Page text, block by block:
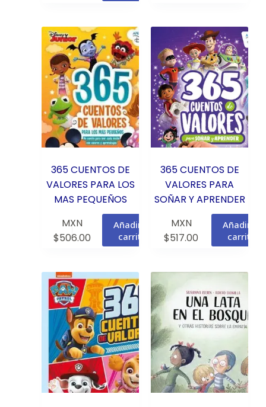
365 CUENTOS DE
VALORES PARA LOS
MAS PEQUEÑOS
MXN
$506.00
Añadir al
carrito
365 CUENTOS DE
VALORES PARA
SOÑAR Y APRENDER
MXN
$517.00
Añadir al
carrito